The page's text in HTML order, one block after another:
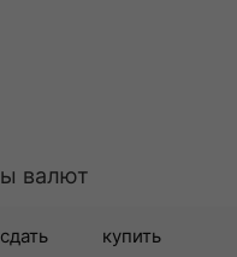
валют
сдать купить